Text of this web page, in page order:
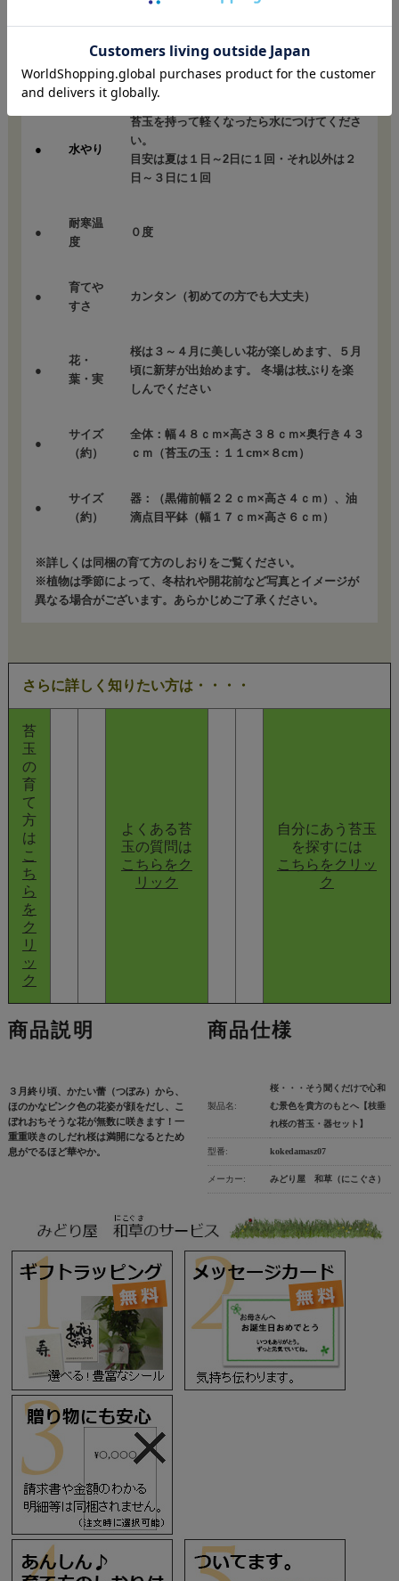
置き場
るい日陰に置いてください。
冬場は氷点下にならない場所へ
● 水やり
苔玉を持って軽くなったら水につけてくださ
い。
目安は夏は１日～2日に１回・それ以外は２
日～３日に１回
●
耐寒温
度
０度
●
育てや
すさ
カンタン（初めての方でも大丈夫）
●
花・
葉・実
桜は３～４月に美しい花が楽しめます、５月
頃に新芽が出始めます。 冬場は枝ぶりを楽
しんでください
●
サイズ
（約）
全体：幅４８ｃｍ×高さ３８ｃｍ×奥行き４３
ｃｍ（苔玉の玉：１１cm×８cm）
●
サイズ
（約）
器：（黒備前幅２２ｃｍ×高さ４ｃｍ）、油
滴点目平鉢（幅１７ｃｍ×高さ６ｃｍ）
※詳しくは同梱の育て方のしおりをご覧ください。
※植物は季節によって、冬枯れや開花前など写真とイメージが
異なる場合がございます。あらかじめご了承ください。
さらに詳しく知りたい方は・・・・
苔
玉
の
育
て
方
は
こ
ち
ら
を
ク
リ
ッ
ク
よくある苔
玉の質問は
こちらをク
リック
自分にあう苔玉
を探すには
こちらをクリッ
ク
商品説明
３月終り頃、かたい蕾（つぼみ）から、
ほのかなピンク色の花姿が顔をだし、こ
ぼれおちそうな花が無数に咲きます！一
重重咲きのしだれ桜は満開になるとため
息がでるほど華やか。
商品仕様
製品名:
桜・・・そう聞くだけで心和
む景色を貴方のもとへ【枝垂
れ桜の苔玉・器セット】
型番: kokedamasz07
メーカー: みどり屋 和草（にこぐさ）